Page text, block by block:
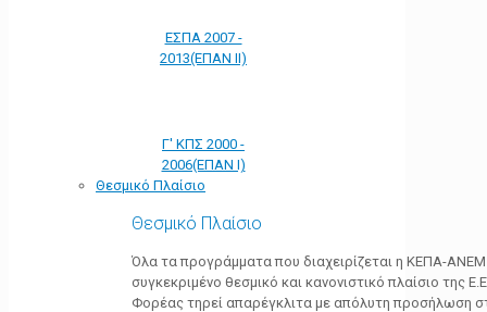
ΕΣΠΑ 2007 -
2013(ΕΠΑΝ ΙΙ)
Γ' ΚΠΣ 2000 -
2006(ΕΠΑΝ Ι)
Θεσμικό Πλαίσιο
Θεσμικό Πλαίσιο
Όλα τα προγράμματα που διαχειρίζεται η ΚΕΠΑ-
συγκεκριμένο θεσμικό και κανονιστικό πλαίσιο της
Φορέας τηρεί απαρέγκλιτα με απόλυτη προσήλωση